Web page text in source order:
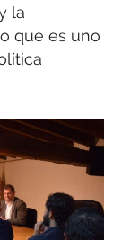
la
que es uno